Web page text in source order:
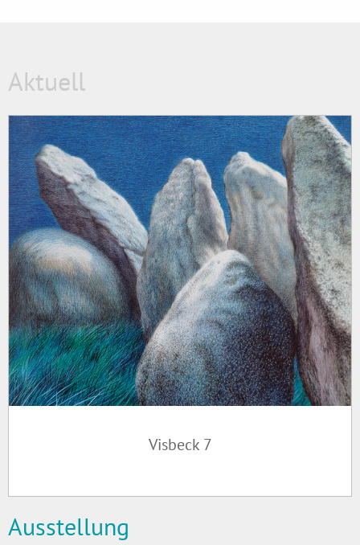
Aktuell
Visbeck 7
Ausstellung